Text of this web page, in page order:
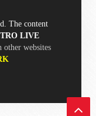
The content
LIVE
other websites